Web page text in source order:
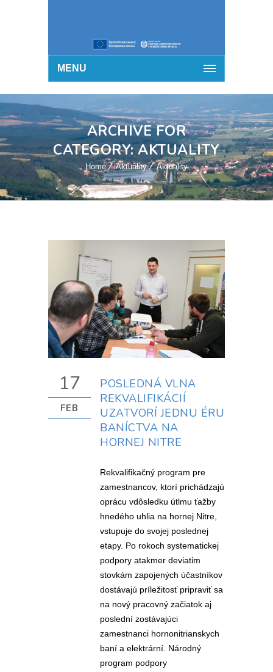
MENU
ARCHIVE FOR
CATEGORY: AKTUALITY
Home Aktuality Aktuality
17
FEB
POSLEDNÁ VLNA
REKVALIFIKÁCIÍ
UZATVORÍ JEDNU ÉRU
BANÍCTVA NA
HORNEJ NITRE
Rekvalifikačný program pre
zamestnancov, ktorí prichádzajú
oprácu vdôsledku útlmu ťažby
hnedého uhlia na hornej Nitre,
vstupuje do svojej poslednej
etapy. Po rokoch systematickej
podpory atakmer deviatim
stovkám zapojených účastníkov
dostávajú príležitosť pripraviť sa
na nový pracovný začiatok aj
poslední zostávajúci
zamestnanci hornonitrianskych
baní a elektrární. Národný
program podpory